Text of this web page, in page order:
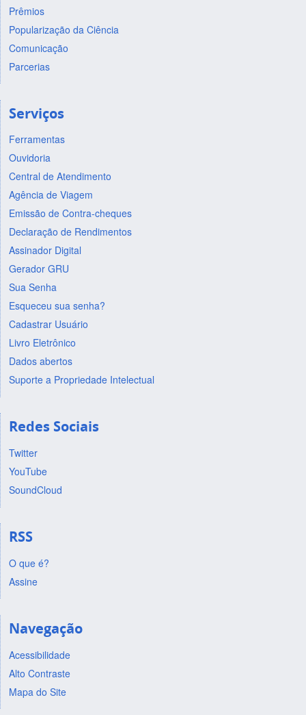
Prêmios
Popularização da Ciência
Comunicação
Parcerias
Serviços
Ferramentas
Ouvidoria
Central de Atendimento
Agência de Viagem
Emissão de Contra-cheques
Declaração de Rendimentos
Assinador Digital
Gerador GRU
Sua Senha
Esqueceu sua senha?
Cadastrar Usuário
Livro Eletrônico
Dados abertos
Suporte a Propriedade Intelectual
Redes Sociais
Twitter
YouTube
SoundCloud
RSS
O que é?
Assine
Navegação
Acessibilidade
Alto Contraste
Mapa do Site